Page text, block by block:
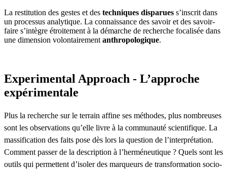
La restitution des gestes et des techniques disparues s’inscrit dans
un processus analytique. La connaissance des savoir et des savoir-
faire s’intègre étroitement à la démarche de recherche focalisée dans
une dimension volontairement anthropologique.
Experimental Approach - L’approche
expérimentale
Plus la recherche sur le terrain affine ses méthodes, plus nombreuses
sont les observations qu’elle livre à la communauté scientifique. La
massification des faits pose dès lors la question de l’interprétation.
Comment passer de la description à l’herméneutique ? Quels sont les
outils qui permettent d’isoler des marqueurs de transformation socio-